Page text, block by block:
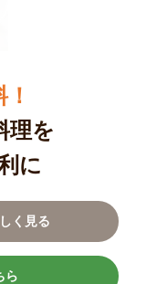
理を
に
く見る
ら